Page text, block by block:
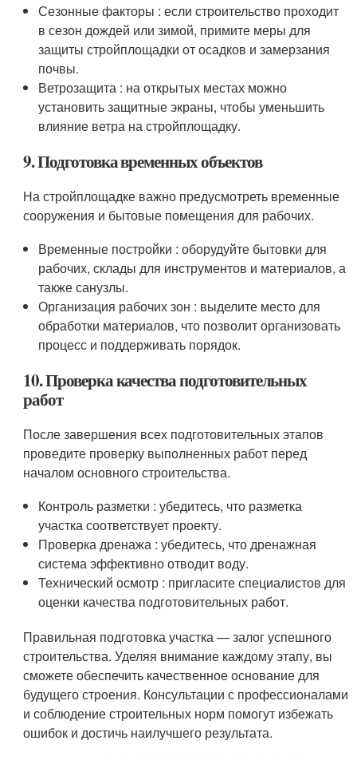
Сезонные факторы : если строительство проходит
в сезон дождей или зимой, примите меры для
защиты стройплощадки от осадков и замерзания
почвы.
Ветрозащита : на открытых местах можно
установить защитные экраны, чтобы уменьшить
влияние ветра на стройплощадку.
9. Подготовка временных объектов
На стройплощадке важно предусмотреть временные
сооружения и бытовые помещения для рабочих.
Временные постройки : оборудуйте бытовки для
рабочих, склады для инструментов и материалов, а
также санузлы.
Организация рабочих зон : выделите место для
обработки материалов, что позволит организовать
процесс и поддерживать порядок.
10. Проверка качества подготовительных
работ
После завершения всех подготовительных этапов
проведите проверку выполненных работ перед
началом основного строительства.
Контроль разметки : убедитесь, что разметка
участка соответствует проекту.
Проверка дренажа : убедитесь, что дренажная
система эффективно отводит воду.
Технический осмотр : пригласите специалистов для
оценки качества подготовительных работ.
Правильная подготовка участка — залог успешного
строительства. Уделяя внимание каждому этапу, вы
сможете обеспечить качественное основание для
будущего строения. Консультации с профессионалами
и соблюдение строительных норм помогут избежать
ошибок и достичь наилучшего результата.